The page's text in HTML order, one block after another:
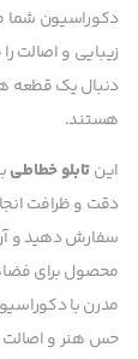
دکوراسیون شما
زیبایی و اصالت
دنبال یک قطعه
هستند.
اینتابلو خطاطی
دقت و ظرافت
سفارش دهید و
محصول برای
مدرن با
حس هنر و اصالت